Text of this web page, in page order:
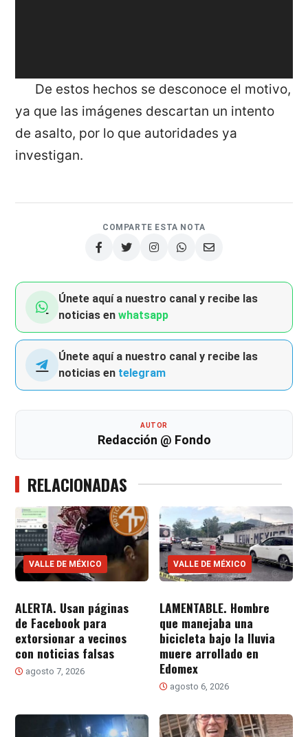
De estos hechos se desconoce el motivo,
ya que las imágenes descartan un intento
de asalto, por lo que autoridades ya
investigan.
COMPARTE ESTA NOTA
Únete aquí a nuestro canal y recibe las
noticias enwhatsapp
Únete aquí a nuestro canal y recibe las
noticias en telegram
AUTOR
Redacción @ Fondo
RELACIONADAS
VALLE DE MÉXICO
ALERTA. Usan páginas
de Facebook para
extorsionar a vecinos
con noticias falsas
agosto 7, 2026
VALLE DE MÉXICO
LAMENTABLE. Hombre
que manejaba una
bicicleta bajo la lluvia
muere arrollado en
Edomex
agosto 6, 2026